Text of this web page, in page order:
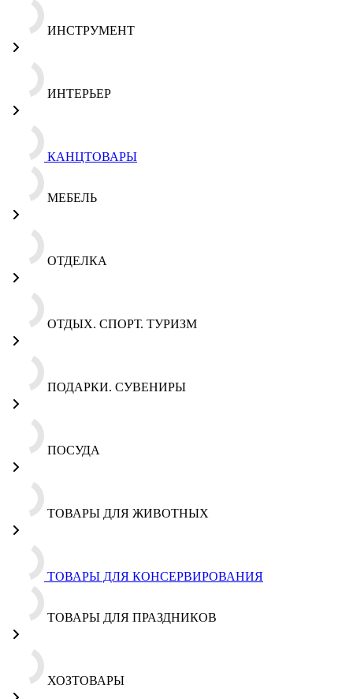
ИНСТРУМЕНТ
ИНТЕРЬЕР
КАНЦТОВАРЫ
МЕБЕЛЬ
ОТДЕЛКА
ОТДЫХ. СПОРТ. ТУРИЗМ
ПОДАРКИ. СУВЕНИРЫ
ПОСУДА
ТОВАРЫ ДЛЯ ЖИВОТНЫХ
ТОВАРЫ ДЛЯ КОНСЕРВИРОВАНИЯ
ТОВАРЫ ДЛЯ ПРАЗДНИКОВ
ХОЗТОВАРЫ